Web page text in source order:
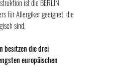
ist die BERLIN
für Allergiker geeignet, die
sind.
besitzen die drei
europäischen